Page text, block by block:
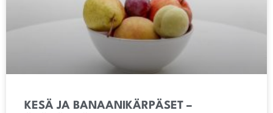
KESÄ JA BANAANIKÄRPÄSET –